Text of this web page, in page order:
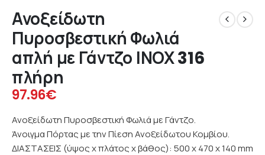
Ανοξείδωτη
Πυροσβεστική Φωλιά
απλή με Γάντζο ΙΝΟΧ 316
πλήρη
97.96€
Ανοξείδωτη Πυροσβεστική Φωλιά με Γάντζο.
Άνοιγμα Πόρτας με την Πίεση Ανοξείδωτου Κομβίου.
ΔΙΑΣΤΑΣΕΙΣ (ύψος x πλάτος x βάθος): 500 x 470 x 140 mm